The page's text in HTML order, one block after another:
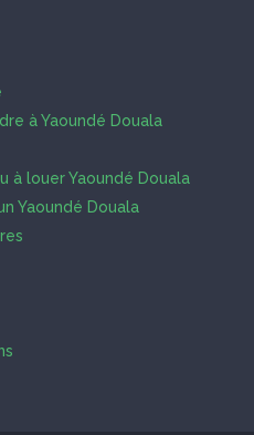
à Yaoundé Douala
à louer Yaoundé Douala
Yaoundé Douala